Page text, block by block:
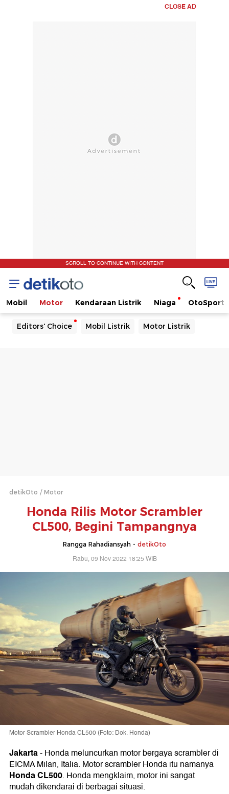
CLOSE AD
SCROLL TO CONTINUE WITH CONTENT
Mobil Motor Kendaraan Listrik Niaga OtoSport
Editors' Choice Mobil Listrik Motor Listrik
detikOto Motor
Honda Rilis Motor Scrambler
CL500, Begini Tampangnya
Rangga Rahadiansyah - detikOto
Rabu, 09 Nov 2022 18:25 WIB
Motor Scrambler Honda CL500 (Foto: Dok. Honda)
Jakarta-Honda meluncurkan motor bergaya scrambler di
EICMA Milan, Italia. Motor scrambler Honda itu namanya
Honda CL500. Honda mengklaim, motor ini sangat
mudah dikendarai di berbagai situasi.